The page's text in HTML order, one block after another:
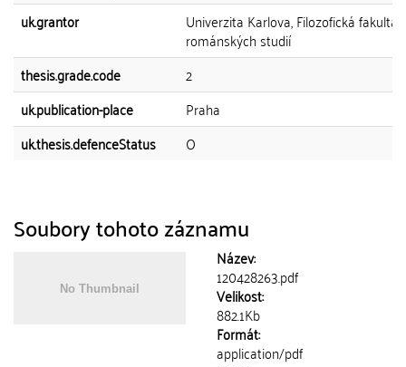
uk.grantor
Univerzita Karlova, Filozofická fakulta,
románských studií
thesis.grade.code
2
uk.publication-place
Praha
uk.thesis.defenceStatus
O
Soubory tohoto záznamu
Název:
120428263.pdf
Velikost:
882.1Kb
Formát:
application/pdf